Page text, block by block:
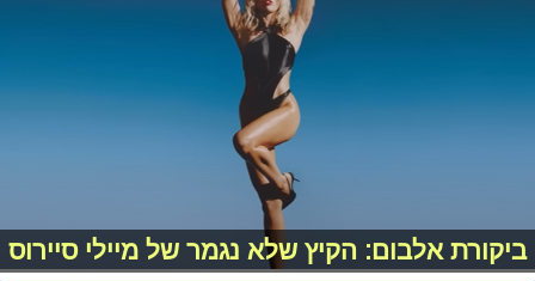
ביקורת אלבום: הקיץ שלא נגמר של מיילי סיירוס